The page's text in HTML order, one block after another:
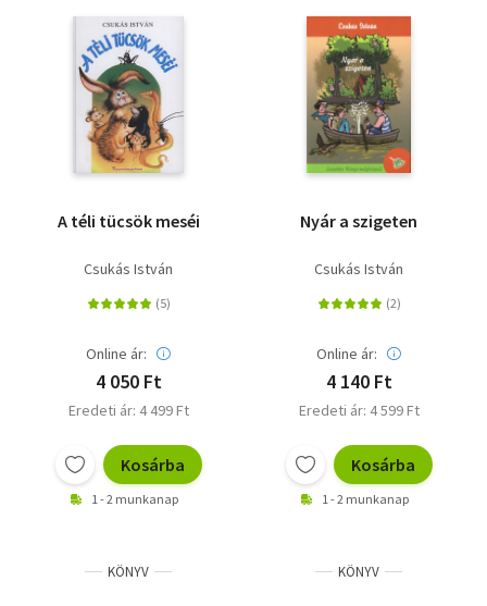
A téli tücsök meséi
Csukás István
Online ár:
4 050 Ft
Eredeti ár: 4 499 Ft
Kosárba
1 - 2 munkanap
Nyár a szigeten
Csukás István
Online ár:
4 140 Ft
Eredeti ár: 4 599 Ft
Kosárba
1 - 2 munkanap
KÖNYV KÖNYV